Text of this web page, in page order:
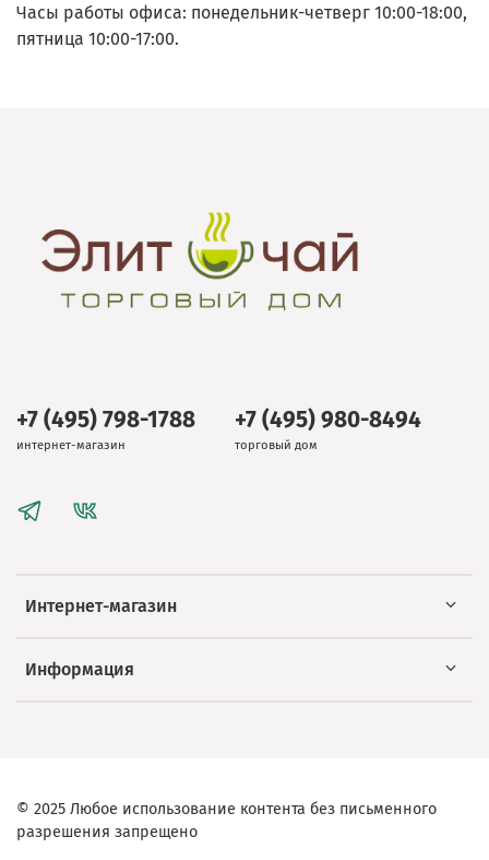
Часы работы офиса: понедельник-четверг 10:00-18:00,
пятница 10:00-17:00.
Интернет-магазин
Информация
+7 (495) 798-1788
интернет-магазин
+7 (495) 980-8494
торговый дом
© 2025 Любое использование контента без письменного
разрешения запрещено